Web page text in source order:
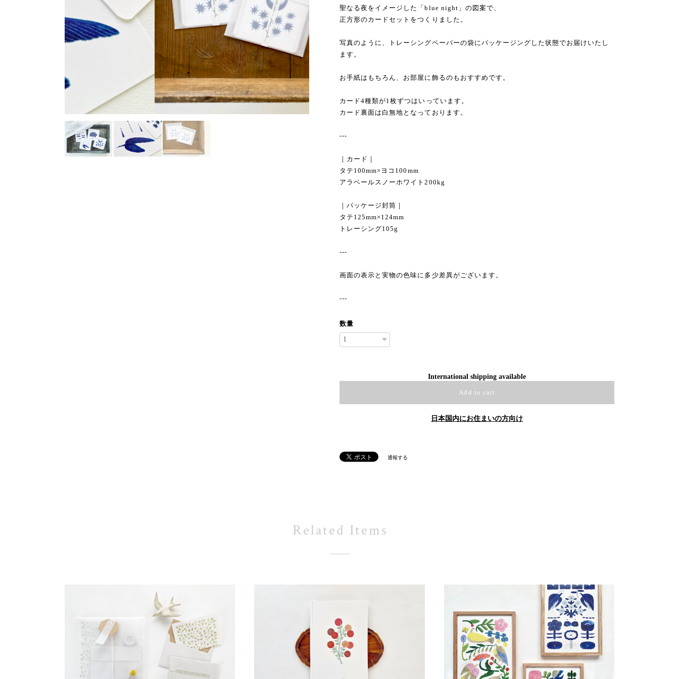
聖なる夜をイメージした「blue night」の図案で、
正方形のカードセットをつくりました。
写真のように、トレーシングペーパーの袋にパッケージングした状態でお届けいたし
ます。
お手紙はもちろん、お部屋に飾るのもおすすめです。
カード4種類が1枚ずつはいっています。
カード裏面は白無地となっております。
---
｜カード｜
タテ100mm×ヨコ100mm
アラベールスノーホワイト200kg
｜パッケージ封筒｜
タテ125mm×124mm
トレーシング105g
---
画面の表示と実物の色味に多少差異がございます。
---
数量
International shipping available
Add to cart
日本国内にお住まいの方向け
通報する
Related Items